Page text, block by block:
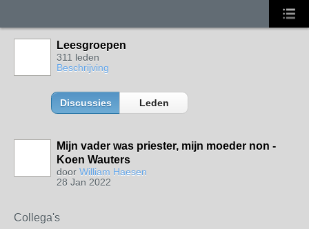
Leesgroepen
311 leden
Beschrijving
Discussies Leden
Mijn vader was priester, mijn moeder non -
Koen Wauters
door William Haesen
28 Jan 2022
Collega's